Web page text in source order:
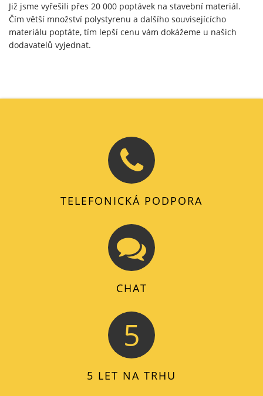
Již jsme vyřešili přes 20 000 poptávek na stavební materiál.
Čím větší množství polystyrenu a dalšího souvisejícícho
materiálu poptáte, tím lepší cenu vám dokážeme u našich
dodavatelů vyjednat.
TELEFONICKÁ PODPORA
CHAT
5
5 LET NA TRHU